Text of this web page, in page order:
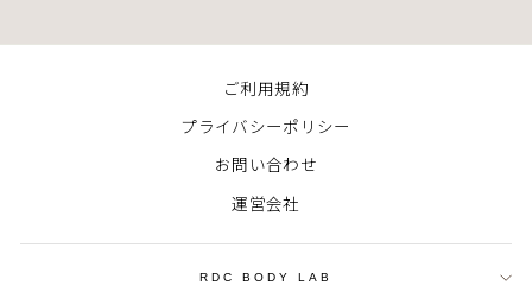
ご利用規約
プライバシーポリシー
お問い合わせ
運営会社
RDC BODY LAB